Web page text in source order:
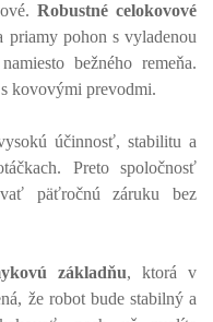
Robustné celokovové
pohon s vyladenou
bežného remeňa.
kovovými prevodmi.
účinnosť, stabilitu a
Preto spoločnosť
päťročnú záruku bez
základňu, ktorá v
že robot bude stabilný a